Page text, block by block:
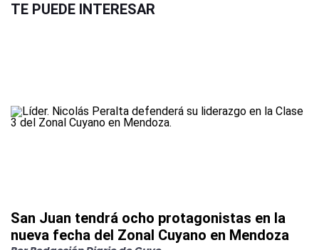
TE PUEDE INTERESAR
San Juan tendrá ocho protagonistas en la
nueva fecha del Zonal Cuyano en Mendoza